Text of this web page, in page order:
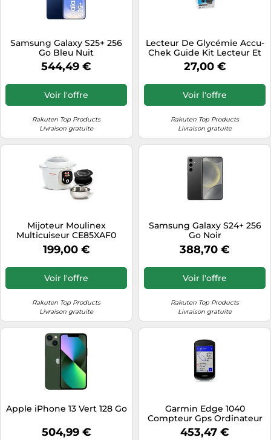
Samsung Galaxy S25+ 256
Go Bleu Nuit
544,49 €
Voir l'offre
Rakuten Top Products
Livraison gratuite
Lecteur De Glycémie Accu-
Chek Guide Kit Lecteur Et
Autopiqueur
27,00 €
Voir l'offre
Rakuten Top Products
Livraison gratuite
Mijoteur Moulinex
Multicuiseur CE85XAF0
199,00 €
Voir l'offre
Rakuten Top Products
Livraison gratuite
Samsung Galaxy S24+ 256
Go Noir
388,70 €
Voir l'offre
Rakuten Top Products
Livraison gratuite
Apple iPhone 13 Vert 128 Go
504,99 €
Garmin Edge 1040
Compteur Gps Ordinateur
De Vélo
453,47 €